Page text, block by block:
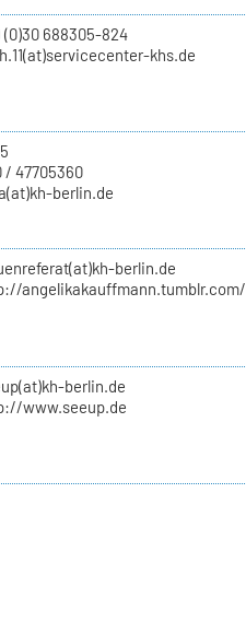
(0)30 688305-824
khs.de
/ 47705360
berlin.de
berlin.de
angelikakauffmann.tumblr.com/
berlin.de
www.seeup.de